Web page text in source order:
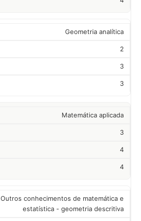
Geometria analítica
2
3
3
Matemática aplicada
3
4
4
Outros conhecimentos de matemática e
estatística - geometria descritiva